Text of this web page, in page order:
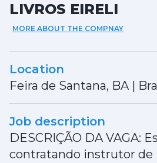
LIVROS EIRELI
MORE ABOUT THE COMPNAY
Location
Feira de Santana, BA |
Job description
DESCRIÇÃO DA VAGA:
contratando instrutor de